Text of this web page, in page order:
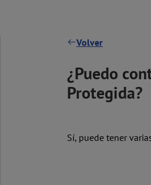
Volver
¿Puedo
Protegida?
Sí, puede tener